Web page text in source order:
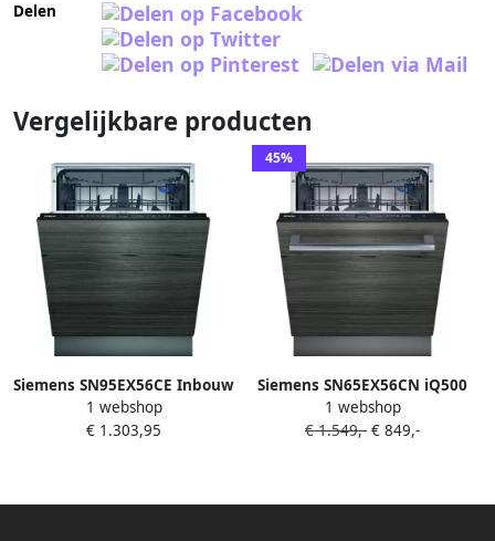
Delen
Vergelijkbare producten
Siemens SN95EX56CE Inbouw
Volledig geïntegreerd
Nishoogte 81 5 87 5 cm
1 webshop
€ 1.303,95
45%
Siemens SN65EX56CN iQ500
Inbouwvaatwasser Volledig
integreerbaar
1 webshop
€ 1.549,- € 849,-